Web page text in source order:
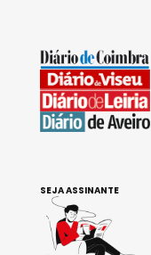
SEJA ASSINANTE